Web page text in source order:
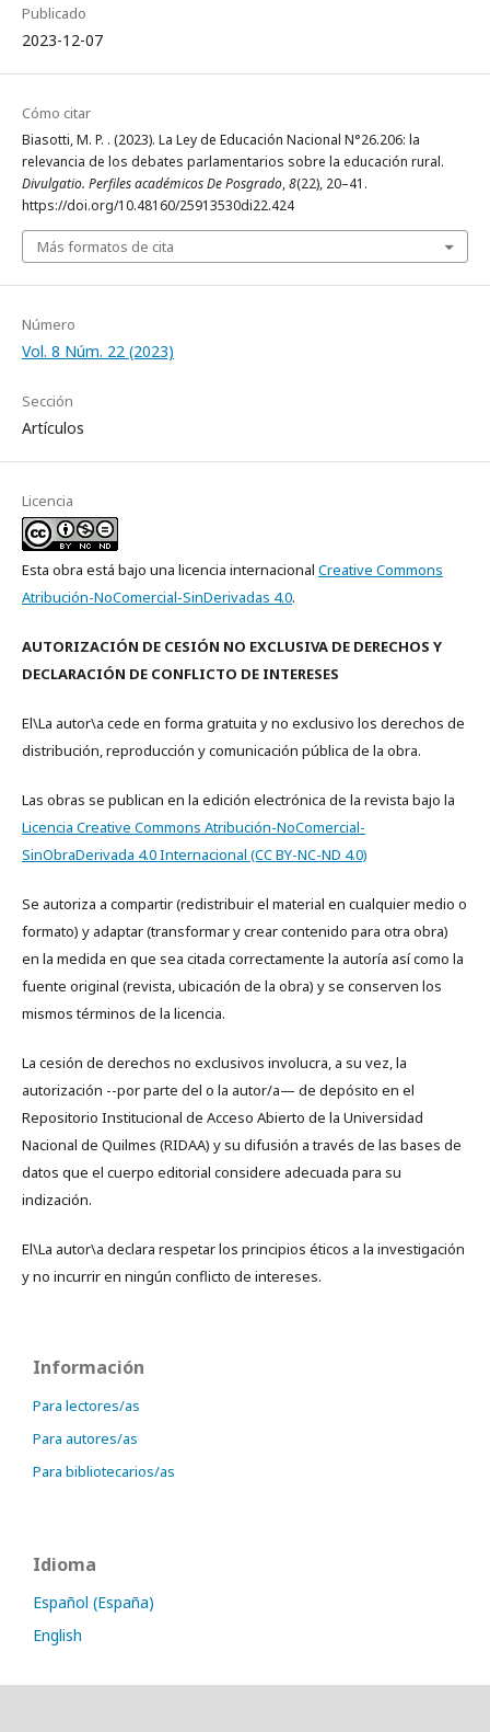
Publicado
2023-12-07
Cómo citar
Biasotti, M. P. . (2023). La Ley de Educación Nacional N°26.206: la
relevancia de los debates parlamentarios sobre la educación rural.
Divulgatio. Perfiles académicos De Posgrado,8(22), 20–41.
https://doi.org/10.48160/25913530di22.424
Más formatos de cita
Número
Vol. 8 Núm. 22 (2023)
Sección
Artículos
Licencia
Esta obra está bajo una licencia internacional Creative Commons
Atribución-NoComercial-SinDerivadas 4.0.
AUTORIZACIÓN DE CESIÓN NO EXCLUSIVA DE DERECHOS Y
DECLARACIÓN DE CONFLICTO DE INTERESES
El\La autor\a cede en forma gratuita y no exclusivo los derechos de
distribución, reproducción y comunicación pública de la obra.
Las obras se publican en la edición electrónica de la revista bajo la
Licencia Creative Commons Atribución-NoComercial-
SinObraDerivada 4.0 Internacional (CC BY-NC-ND 4.0)
Se autoriza a compartir (redistribuir el material en cualquier medio o
formato) y adaptar (transformar y crear contenido para otra obra)
en la medida en que sea citada correctamente la autoría así como la
fuente original (revista, ubicación de la obra) y se conserven los
mismos términos de la licencia.
La cesión de derechos no exclusivos involucra, a su vez, la
autorización --por parte del o la autor/a— de depósito en el
Repositorio Institucional de Acceso Abierto de la Universidad
Nacional de Quilmes (RIDAA) y su difusión a través de las bases de
datos que el cuerpo editorial considere adecuada para su
indización.
El\La autor\a declara respetar los principios éticos a la investigación
y no incurrir en ningún conflicto de intereses.
Información
Para lectores/as
Para autores/as
Para bibliotecarios/as
Idioma
Español (España)
English